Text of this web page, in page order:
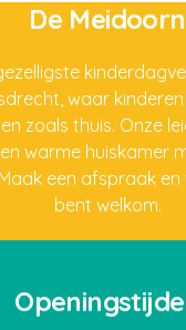
De Meidoorn
waar
zoals thuis. Onze
warme huiskamer
een afspraak en
bent welkom.